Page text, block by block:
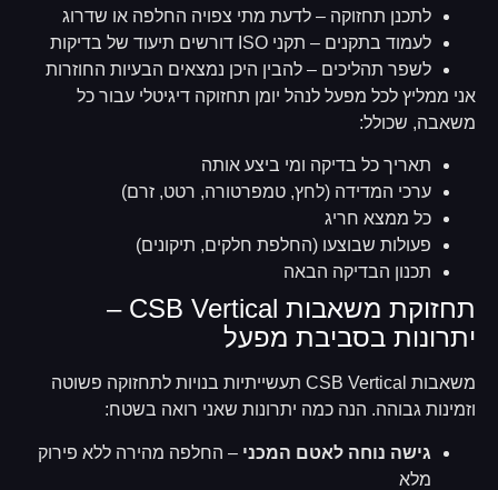
לתכנן תחזוקה – לדעת מתי צפויה החלפה או שדרוג
לעמוד בתקנים – תקני ISO דורשים תיעוד של בדיקות
לשפר תהליכים – להבין היכן נמצאים הבעיות החוזרות
אני ממליץ לכל מפעל לנהל יומן תחזוקה דיגיטלי עבור כל
משאבה, שכולל:
תאריך כל בדיקה ומי ביצע אותה
ערכי המדידה (לחץ, טמפרטורה, רטט, זרם)
כל ממצא חריג
פעולות שבוצעו (החלפת חלקים, תיקונים)
תכנון הבדיקה הבאה
תחזוקת משאבות CSB Vertical –
יתרונות בסביבת מפעל
משאבות CSB Vertical תעשייתיות בנויות לתחזוקה פשוטה
וזמינות גבוהה. הנה כמה יתרונות שאני רואה בשטח:
גישה נוחה לאטם המכני – החלפה מהירה ללא פירוק
מלא